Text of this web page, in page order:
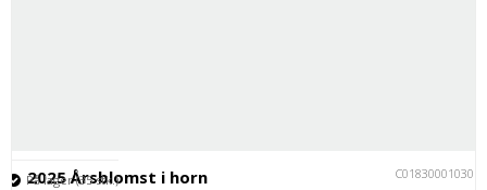
2025 Årsblomst i horn C018300010301
På lager (35 stk.)